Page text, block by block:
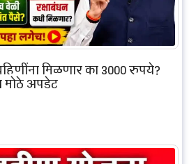
मिळणार का 3000 रुपये?
मोठे अपडेट